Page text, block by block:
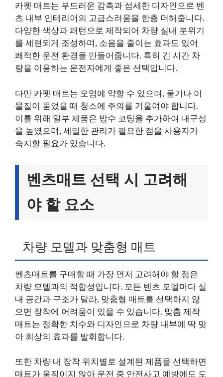
카펫 매트는 부드러운 감촉과 섬세한 디자인으로 벤
츠 내부 인테리어의 고급스러움을 한층 더해줍니다.
다양한 색상과 패턴으로 제작되어 차량 실내 분위기
를 세련되게 조성하며, 소음을 줄이는 효과도 있어
쾌적한 운전 환경을 만들어줍니다. 특히 긴 시간 차
량을 이용하는 운전자에게 좋은 선택입니다.
다만 카펫 매트는 오염에 약할 수 있으며, 물기나 이
물질이 묻었을 때 청소에 주의를 기울여야 합니다.
이를 위해 일부 제품은 방수 코팅을 추가하여 내구성
을 높였으며, 세밀한 관리가 필요한 점을 사용자가
숙지할 필요가 있습니다.
벤츠매트 선택 시 고려해
야 할 요소
차량 모델과 맞춤형 매트
벤츠매트를 구매할 때 가장 먼저 고려해야 할 점은
차량 모델과의 적합성입니다. 모든 벤츠 모델마다 실
내 공간과 구조가 달라, 맞춤형 매트를 선택하지 않
으면 장착에 어려움이 있을 수 있습니다. 맞춤 제작
매트는 정확한 치수와 디자인으로 차량 내부에 딱 맞
아 최상의 효과를 발휘합니다.
또한 차량 내 장착 위치별로 설계된 제품을 선택하면
매트가 움직이지 않아 운전 중 안전사고 예방에도 도